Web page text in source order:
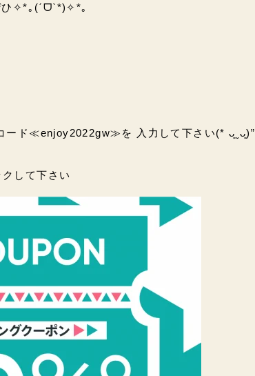
ひ✧*｡(ˊᗜˋ*)✧*｡
ード≪enjoy2022gw≫を 入力して下さい(* ᴗ͈ˬᴗ͈)”
して下さい